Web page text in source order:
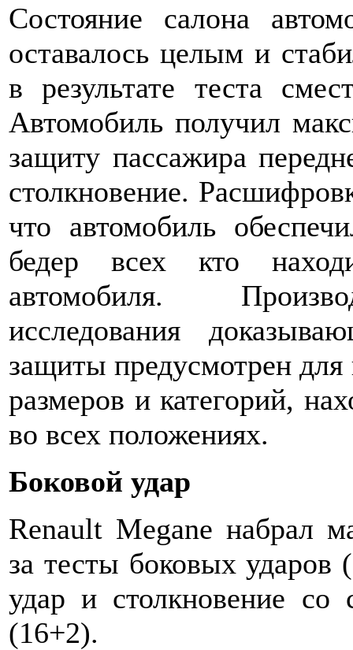
Состояние салона
оставалось целым и
в результате теста
Автомобиль получил
защиту пассажира
столкновение.
что автомобиль
бедер всех кто
автомобиля.
исследования
защиты предусмотрен
размеров и категорий,
во всех положениях.
Боковой удар
Renault Megane набрал
за тесты боковых
удар и столкновение
(16+2).